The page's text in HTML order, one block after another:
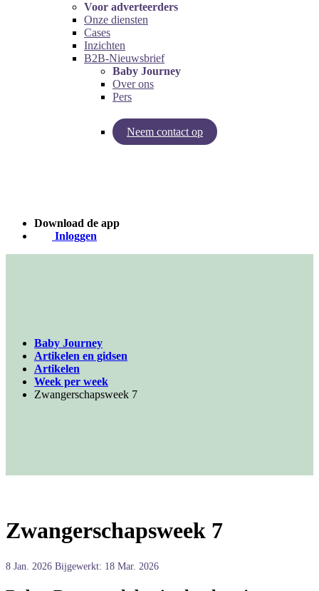
Voor adverteerders
Onze diensten
Cases
Inzichten
B2B-Nieuwsbrief
Baby Journey
Over ons
Pers
Neem contact op
Inzichten van Baby Journey
Download de app
Inloggen
Baby Journey
Artikelen en gidsen
Artikelen
Week per week
Zwangerschapsweek 7
Zwangerschapsweek 7
8 Jan. 2026 Bijgewerkt: 18 Mar. 2026